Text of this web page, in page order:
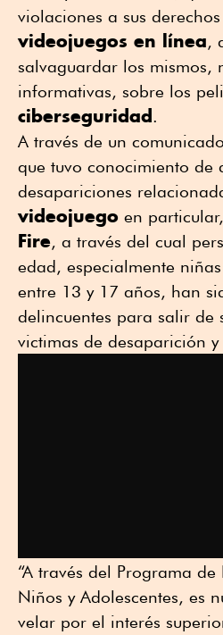
violaciones a sus
videojuegos en línea,
salvaguardar los mismos,
informativas, sobre los
ciberseguridad.
A través de un
que tuvo conocimiento de
desapariciones
videojuego en
Fire, a través del cual
edad, especialmente
entre 13 y 17 años, han
delincuentes para salir de
victimas de desaparición y
“A través del Programa
Niños y Adolescentes, es
velar por el interés